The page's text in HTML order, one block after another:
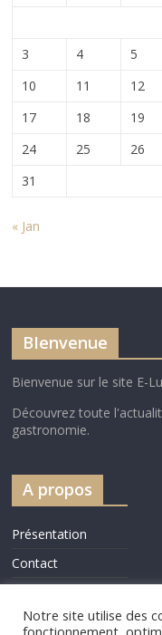
3
4 5
10
11 12
17
18 19
24
25 26
31
« Jan
BIenvenue
Bienvenue sur le site E-
Découvrez toute
gastronomie.
A propos
Présentation
Contact
Notre site utilise des
fonctionnement,